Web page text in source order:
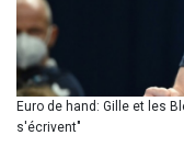
Euro de hand: Gille et les
s'écrivent"